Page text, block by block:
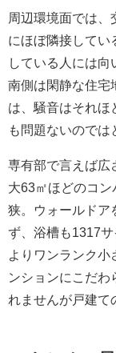
周辺環境面では、
にほぼ隣接してい
している人には
南側は閑静な住宅
は、騒音はそれほ
も問題ないのでは
専有部で言えば広
大63㎡ほどのコ
狭。ウォールドア
ず、浴槽も1317
よりワンランク小
ンションにこだわ
れませんが戸建て